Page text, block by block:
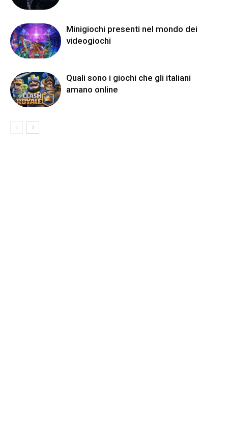
Minigiochi presenti nel mondo dei
videogiochi
Quali sono i giochi che gli italiani
amano online